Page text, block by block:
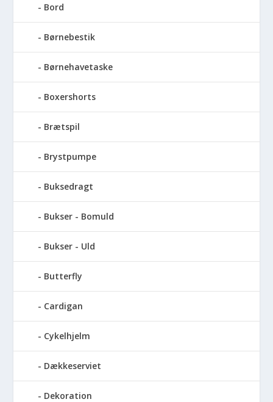
Bord
Børnebestik
Børnehavetaske
Boxershorts
Brætspil
Brystpumpe
Buksedragt
Bukser - Bomuld
Bukser - Uld
Butterfly
Cardigan
Cykelhjelm
Dækkeserviet
Dekoration